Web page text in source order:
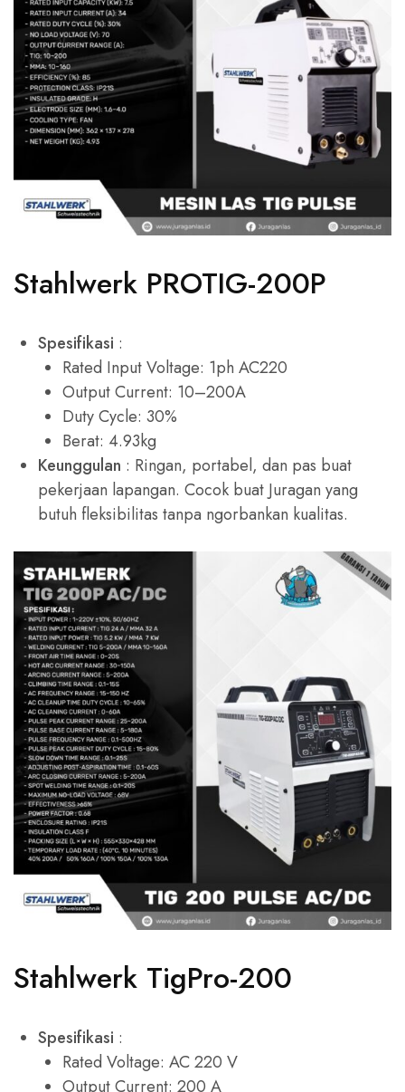
Stahlwerk PROTIG-200P
Spesifikasi :
Rated Input Voltage: 1ph AC220
Output Current: 10–200A
Duty Cycle: 30%
Berat: 4.93kg
Keunggulan : Ringan, portabel, dan pas buat
pekerjaan lapangan. Cocok buat Juragan yang
butuh fleksibilitas tanpa ngorbankan kualitas.
Stahlwerk TigPro-200
Spesifikasi :
Rated Voltage: AC 220 V
Output Current: 200 A